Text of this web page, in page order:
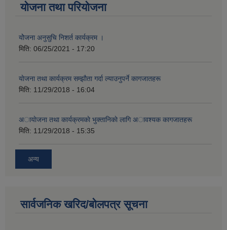
योजना तथा परियोजना
योेजना अनुसुचि निशर्त कार्यक्रम ।
मिति: 06/25/2021 - 17:20
याेजना तथा कार्यक्रम सम्झाैता गर्दा ल्याउनुपर्ने कागजातहरू
मिति: 11/29/2018 - 16:04
अायाेजना तथा कार्यक्रमकाे भुक्तानिकाे लागि अावश्यक कागजातहरू
मिति: 11/29/2018 - 15:35
अन्य
सार्वजनिक खरिद/बोलपत्र सूचना